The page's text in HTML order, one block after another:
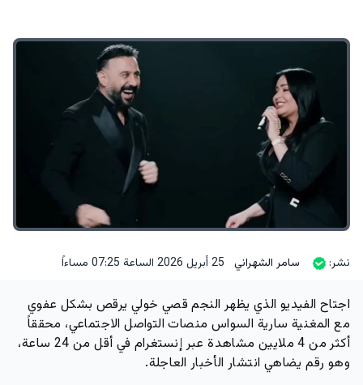
نشر: سامر الشهراني 25 أبريل 2026 الساعة 07:25 مساءاً
اجتاح الفيديو الذي يظهر النجم قصي خولي يرقص بشكل عفوي
مع المغنية سارية السواس منصات التواصل الاجتماعي، محققاً
أكثر من 4 ملايين مشاهدة عبر إنستغرام في أقل من 24 ساعة،
وهو رقم يضاهي انتشار الأخبار العاجلة.